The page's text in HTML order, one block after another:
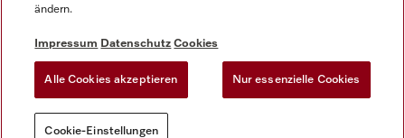
Datenschutz
Cookie-Einstellungen
ändern.
Impressum Datenschutz Cookies
Alle Cookies akzeptieren Nur essenzielle Cookies
Cookie-Einstellungen